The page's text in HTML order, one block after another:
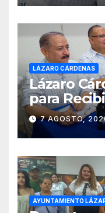
LÁZARO CÁRDENAS
Lázaro
para
Costa de
7 AGOSTO,
AYUNTAMIENTO